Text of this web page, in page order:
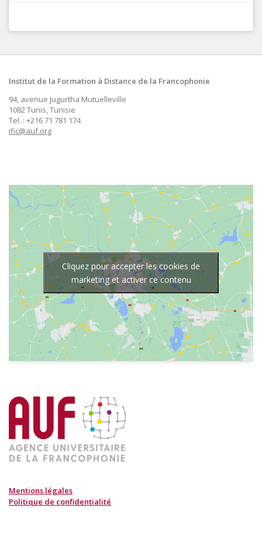
Institut de la Formation à Distance de la Francophonie
94, avenue Jugurtha Mutuelleville
1082 Tunis, Tunisie
Tel. : +216 71 781 174
ific@auf.org
Cliquez pour accepter les cookies de
marketing et activer ce contenu
Mentions légales
Politique de confidentialité